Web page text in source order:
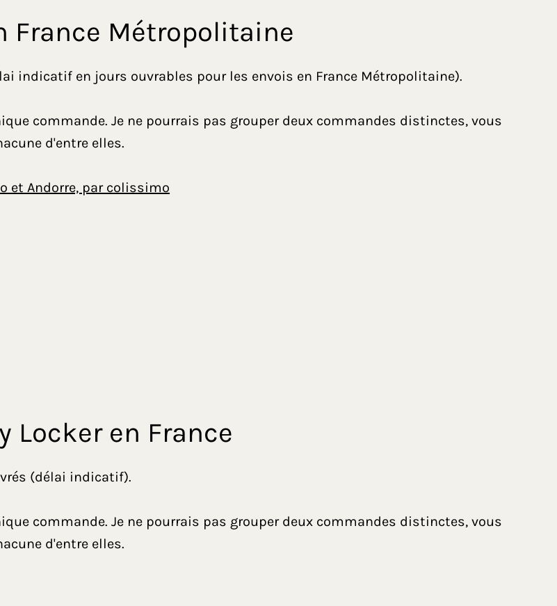
France Métropolitaine
indicatif en jours ouvrables pour les envois en France Métropolitaine).
commande. Je ne pourrais pas grouper deux commandes distinctes, vous
d'entre elles.
et Andorre, par colissimo
Locker en France
(délai indicatif).
commande. Je ne pourrais pas grouper deux commandes distinctes, vous
d'entre elles.